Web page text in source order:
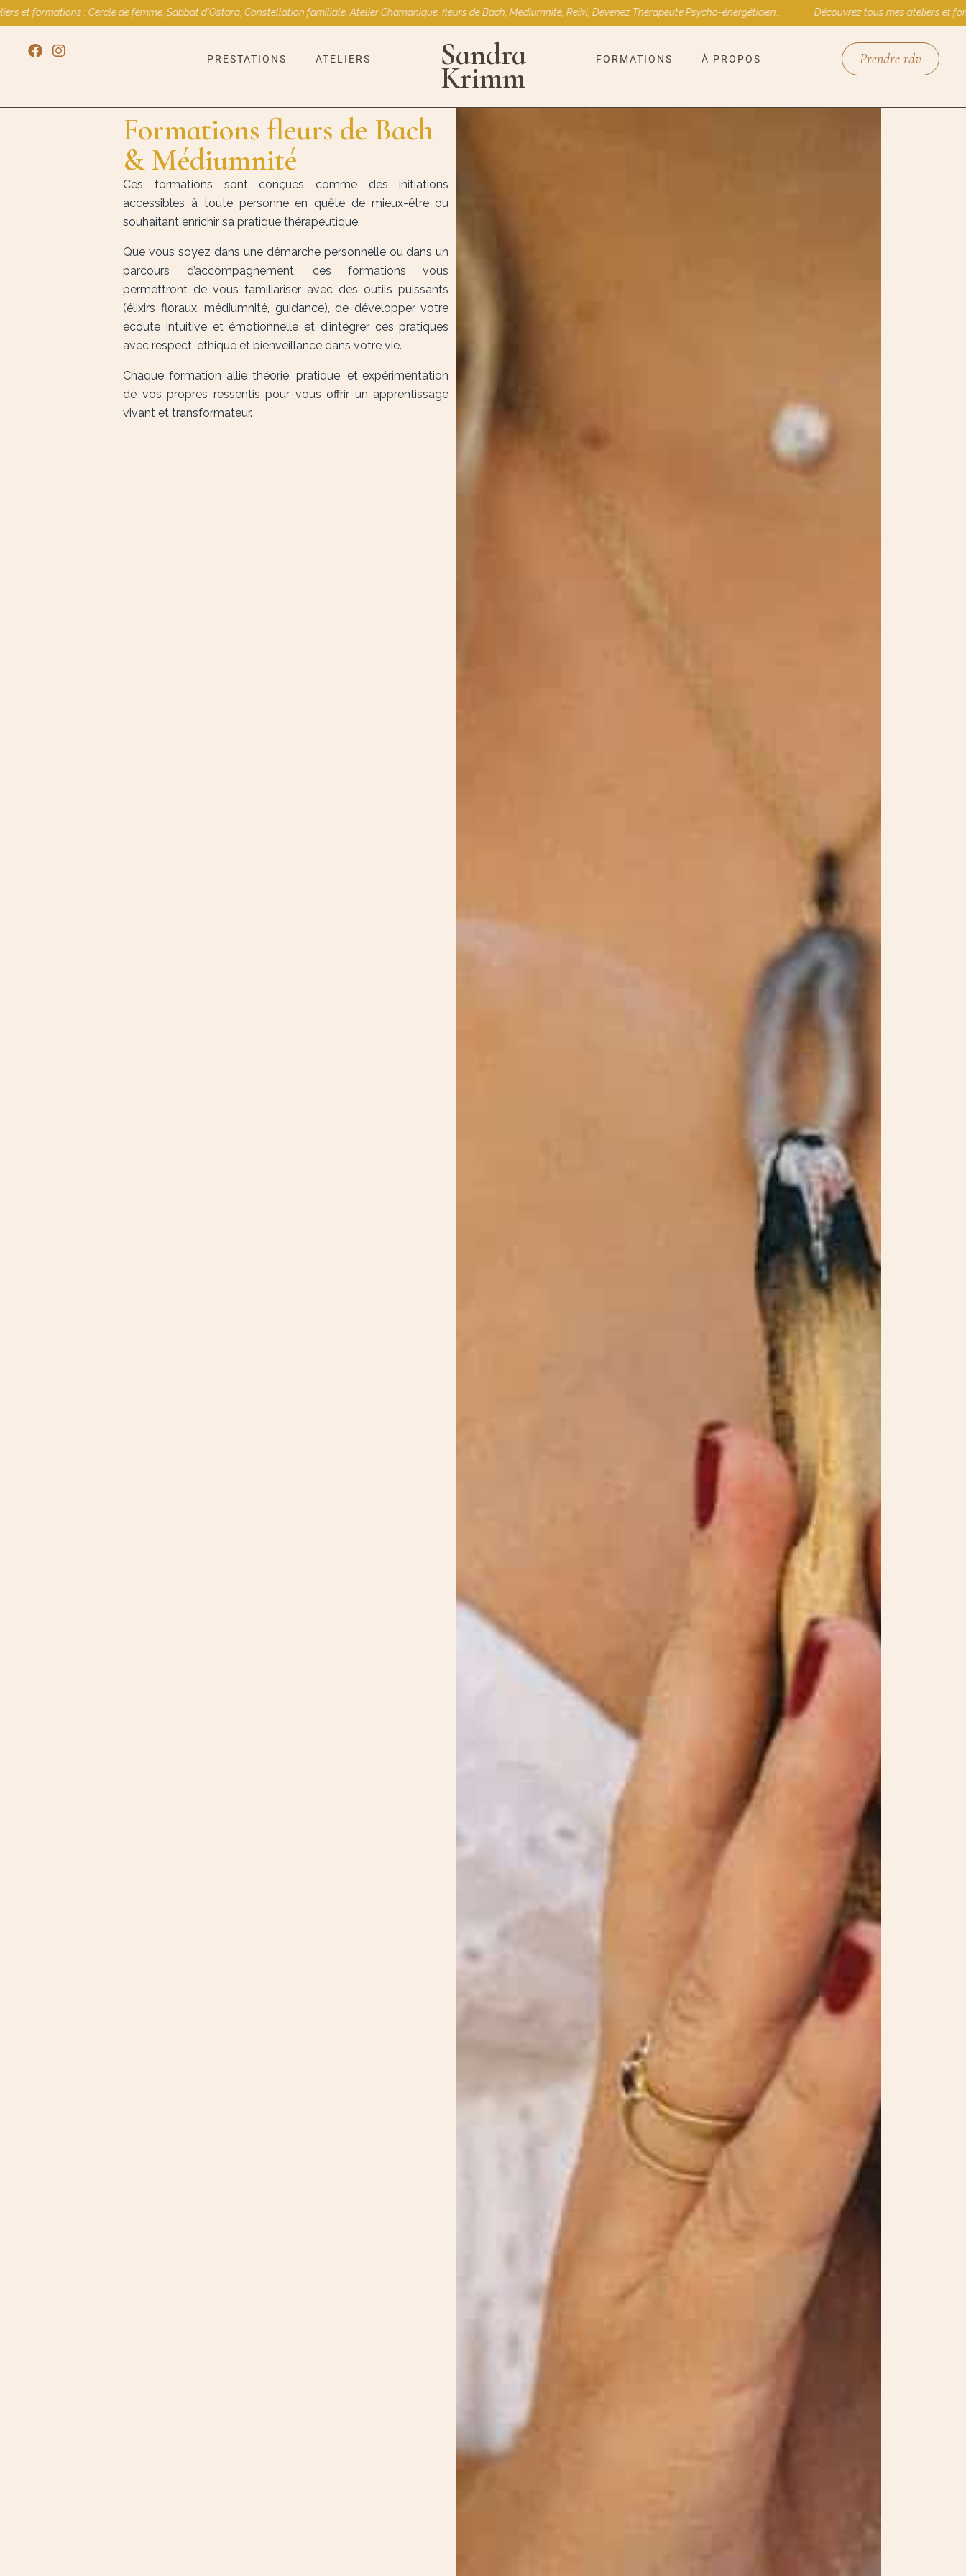
: Cercle de femme, Sabbat d'Ostara, Constellation familiale, Atelier Chamanique, fleurs de Bach, Mediumnité, Reiki, Devenez Thérapeute Psycho-énergéticien... Découvrez tous mes ateliers et
PRESTATIONS ATELIERS Sandra
Krimm
FORMATIONS À PROPOS Prendre rdv
Formations fleurs de Bach
& Médiumnité
Ces formations sont conçues comme des initiations
accessibles à toute personne en quête de mieux-être ou
souhaitant enrichir sa pratique thérapeutique.
Que vous soyez dans une démarche personnelle ou dans un
parcours d’accompagnement, ces formations vous
permettront de vous familiariser avec des outils puissants
(élixirs floraux, médiumnité, guidance), de développer votre
écoute intuitive et émotionnelle et d’intégrer ces pratiques
avec respect, éthique et bienveillance dans votre vie.
Chaque formation allie théorie, pratique, et expérimentation
de vos propres ressentis pour vous offrir un apprentissage
vivant et transformateur.